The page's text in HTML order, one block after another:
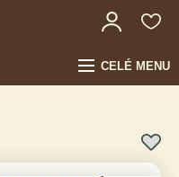
CELÉ MENU